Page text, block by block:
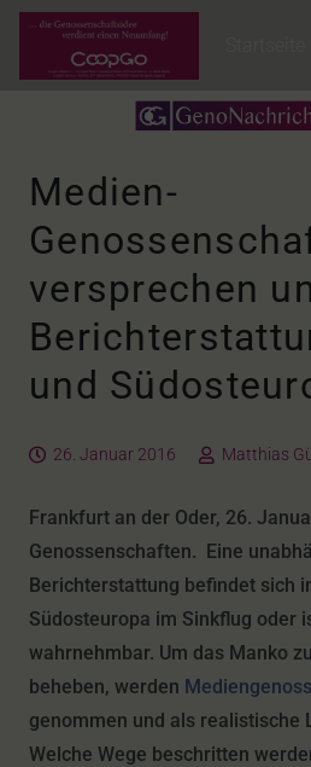
Medien-
versprechen
und
26. Januar 2016 Matthias
Frankfurt an der Oder, 26.
Genossenschaften. Eine
Berichterstattung befindet sich
Südosteuropa im Sinkflug oder
wahrnehmbar. Um das Manko
beheben, werden
genommen und als realistische
Welche Wege beschritten